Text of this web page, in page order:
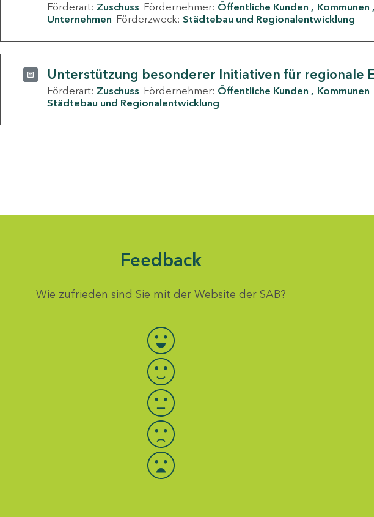
Förderart: Zuschuss Fördernehmer: Öffentliche Kunden Kommunen
Unternehmen Förderzweck: Städtebau und Regionalentwicklung
Unterstützung besonderer Initiativen für regionale
Förderart: Zuschuss Fördernehmer: Öffentliche Kunden Kommunen
Städtebau und Regionalentwicklung
Feedback
Wie zufrieden sind Sie mit der Website der SAB?
Bewertung auswählen